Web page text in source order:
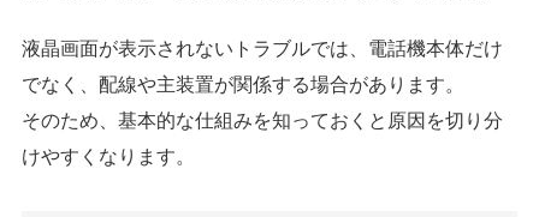
液晶画面が表示されないトラブルでは、電話機本体だけ
でなく、配線や主装置が関係する場合があります。
そのため、基本的な仕組みを知っておくと原因を切り分
けやすくなります。